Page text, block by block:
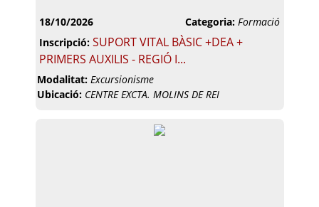
18/10/2026 Categoria: Formació
Inscripció: SUPORT VITAL BÀSIC +DEA +
PRIMERS AUXILIS - REGIÓ I...
Modalitat: Excursionisme
Ubicació: CENTRE EXCTA. MOLINS DE REI